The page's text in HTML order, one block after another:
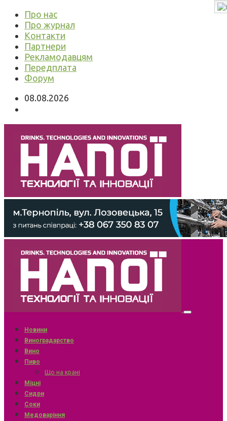
Про нас
Про журнал
Контакти
Партнери
Рекламодавцям
Передплата
Форум
08.08.2026
Новини
Виноградарство
Вино
Пиво
Що на крані
Міцні
Сидри
Соки
Медоваріння